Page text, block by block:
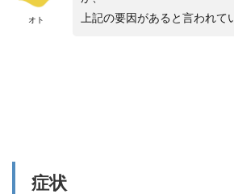
オト
上記の要因があると言われて
症状